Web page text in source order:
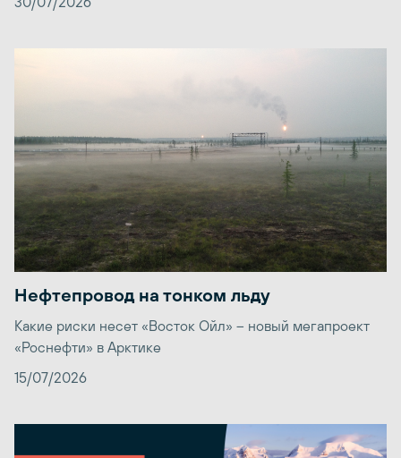
Нефтепровод на тонком льду
Какие риски несет «Восток Ойл» – новый мегапроект
«Роснефти» в Арктике
15/07/2026